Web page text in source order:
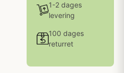
1-2 dages
levering
100 dages
returret